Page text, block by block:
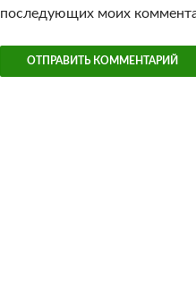
последующих моих